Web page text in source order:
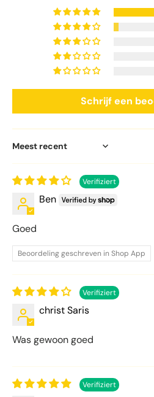
Schrijf een
Sort by
Ben
Goed
Beoordeling geschreven in Shop App
christ Saris
Was gewoon goed